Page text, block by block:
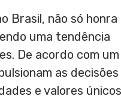
Brasil, não só honra
uma tendência
De acordo com um
as decisões
e valores